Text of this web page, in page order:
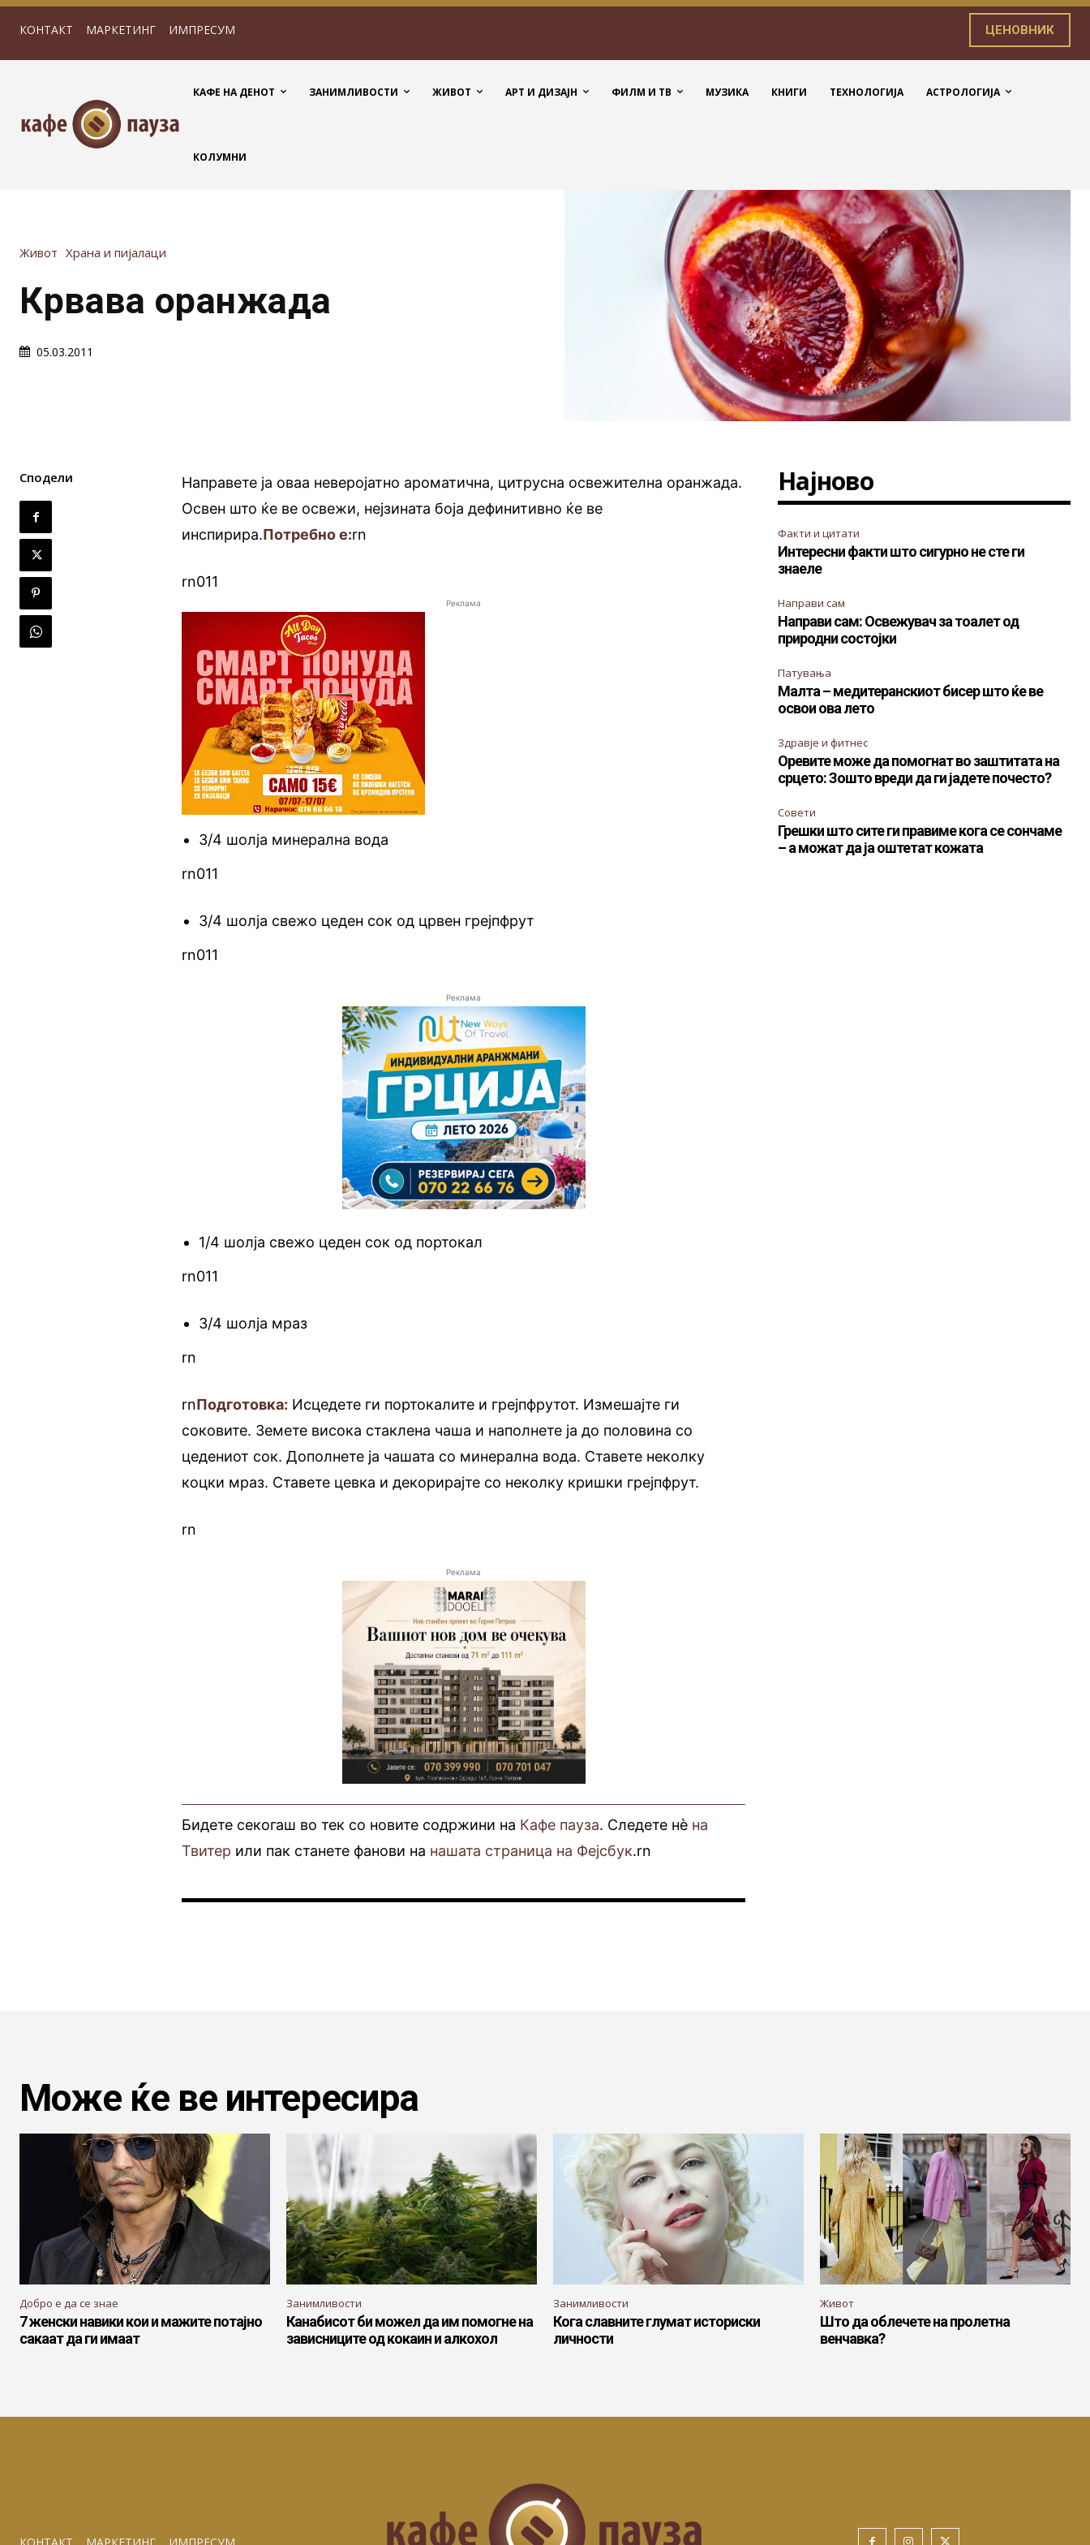
КОНТАКТ МАРКЕТИНГ ИМПРЕСУМ ЦЕНОВНИК
КАФЕ НА ДЕНОТ ЗАНИМЛИВОСТИ ЖИВОТ АРТ И ДИЗАЈН ФИЛМ И ТВ МУЗИКА КНИГИ ТЕХНОЛОГИЈА АСТРОЛОГИЈА
КОЛУМНИ
Живот Храна и пијалаци
Крвава оранжада
05.03.2011
Сподели
Направете ја оваа неверојатно ароматична, цитрусна освежителна оранжада.
Освен што ќе ве освежи, нејзината боја дефинитивно ќе ве
инспирира.Потребно е:rn
rn011
Реклама
3/4 шолја минерална вода
rn011
3/4 шолја свежо цеден сок од црвен грејпфрут
rn011
Реклама
1/4 шолја свежо цеден сок од портокал
rn011
3/4 шолја мраз
rn
rnПодготовка: Исцедете ги портокалите и грејпфрутот. Измешајте ги
соковите. Земете висока стаклена чаша и наполнете ја до половина со
цедениот сок. Дополнете ја чашата со минерална вода. Ставете неколку
коцки мраз. Ставете цевка и декорирајте со неколку кришки грејпфрут.
rn
Реклама
Бидете секогаш во тек со новите содржини на Кафе пауза. Следете нè на
Твитер или пак станете фанови на нашата страница на Фејсбук.rn
Најново
Факти и цитати
Интересни факти што сигурно не сте ги
знаеле
Направи сам
Направи сам: Освежувач за тоалет од
природни состојки
Патувања
Малта – медитеранскиот бисер што ќе ве
освои ова лето
Здравје и фитнес
Оревите може да помогнат во заштитата на
срцето: Зошто вреди да ги јадете почесто?
Совети
Грешки што сите ги правиме кога се сончаме
– а можат да ја оштетат кожата
Може ќе ве интересира
Добро е да се знае
7 женски навики кои и мажите потајно
сакаат да ги имаат
Занимливости
Канабисот би можел да им помогне на
зависниците од кокаин и алкохол
Занимливости
Кога славните глумат историски
личности
Живот
Што да облечете на пролетна
венчавка?
КОНТАКТ МАРКЕТИНГ ИМПРЕСУМ